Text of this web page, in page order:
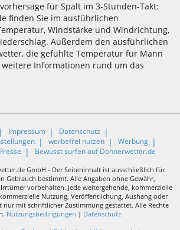
für Spalt im 3-Stunden-Takt:
finden Sie im ausführlichen
Windstärke und Windrichtung,
Außerdem den ausführlichen
die gefühlte Temperatur für Mann
Informationen rund um das
Impressum
Datenschutz
werbefrei nutzen
Werbung
Presse Bewusst surfen auf Donnerwetter.de
GmbH - Der Seiteninhalt ist ausschließlich für
Gebrauch bestimmt. Alle Angaben ohne Gewähr,
vorbehalten. Jede weitergehende, kommerzielle
Nutzung, Veröffentlichung, Aushang oder
nur mit schriftlicher Zustimmung gestattet. Alle Rechte
Nutzungsbedingungen | Datenschutz